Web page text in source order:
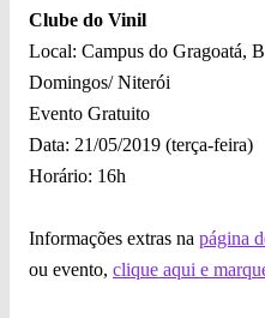
Clube do Vinil
Local: Campus do Gragoatá,
Domingos/ Niterói
Evento Gratuito
Data: 21/05/2019 (terça-feira)
Horário: 16h
Informações extras na página
ou evento, clique aqui e